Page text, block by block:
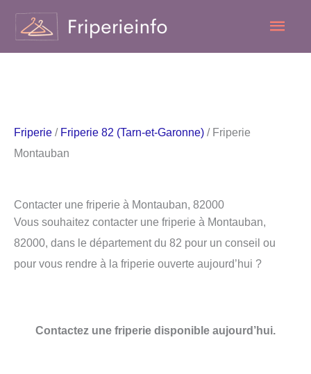
contenu
Friperie / Friperie 82 (Tarn-et-Garonne) / Friperie
Montauban
Contacter une friperie à Montauban, 82000
Vous souhaitez contacter une friperie à Montauban,
82000, dans le département du 82 pour un conseil ou
pour vous rendre à la friperie ouverte aujourd’hui ?
Contactez une friperie disponible aujourd’hui.